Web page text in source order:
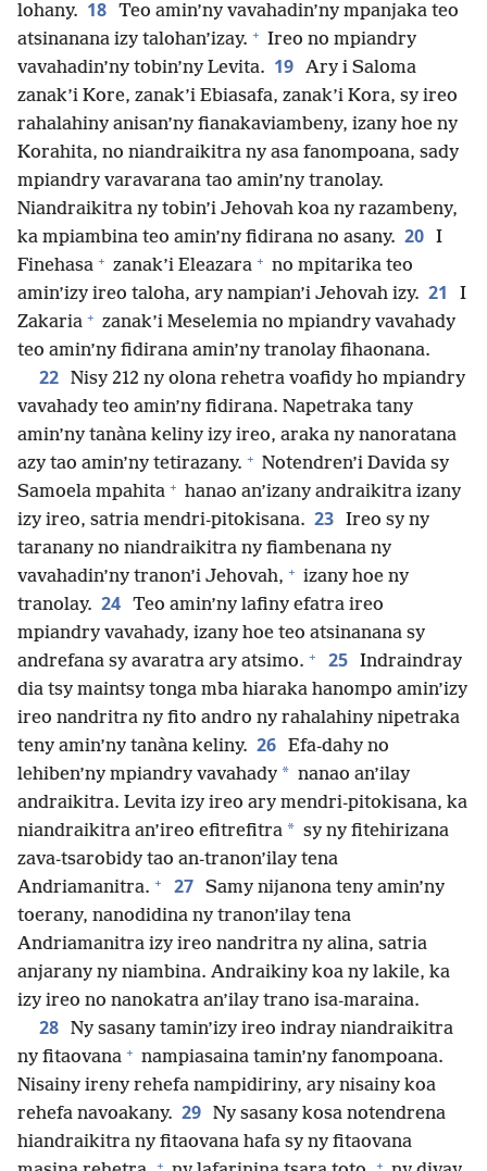
lohany. 18 Teo amin’ny vavahadin’ny mpanjaka teo
atsinanana izy talohan’izay. + Ireo no mpiandry
vavahadin’ny tobin’ny Levita. 19 Ary i Saloma
zanak’i Kore, zanak’i Ebiasafa, zanak’i Kora, sy ireo
rahalahiny anisan’ny fianakaviambeny, izany hoe ny
Korahita, no niandraikitra ny asa fanompoana, sady
mpiandry varavarana tao amin’ny tranolay.
Niandraikitra ny tobin’i Jehovah koa ny razambeny,
ka mpiambina teo amin’ny fidirana no asany. 20 I
Finehasa + zanak’i Eleazara + no mpitarika teo
amin’izy ireo taloha, ary nampian’i Jehovah izy. 21
I
Zakaria + zanak’i Meselemia no mpiandry vavahady
teo amin’ny fidirana amin’ny tranolay fihaonana.
22 Nisy 212 ny olona rehetra voafidy ho mpiandry
vavahady teo amin’ny fidirana. Napetraka tany
amin’ny tanàna keliny izy ireo, araka ny nanoratana
azy tao amin’ny tetirazany. + Notendren’i Davida sy
Samoela mpahita + hanao an’izany andraikitra izany
izy ireo, satria mendri-pitokisana. 23 Ireo sy ny
taranany no niandraikitra ny fiambenana ny
vavahadin’ny tranon’i Jehovah, + izany hoe ny
tranolay. 24 Teo amin’ny lafiny efatra ireo
mpiandry vavahady, izany hoe teo atsinanana sy
andrefana sy avaratra ary atsimo. + 25 Indraindray
dia tsy maintsy tonga mba hiaraka hanompo amin’izy
ireo nandritra ny fito andro ny rahalahiny nipetraka
teny amin’ny tanàna keliny. 26 Efa-dahy no
lehiben’ny mpiandry vavahady * nanao an’ilay
andraikitra. Levita izy ireo ary mendri-pitokisana, ka
niandraikitra an’ireo efitrefitra * sy ny fitehirizana
zava-tsarobidy tao an-tranon’ilay tena
Andriamanitra. + 27 Samy nijanona teny amin’ny
toerany, nanodidina ny tranon’ilay tena
Andriamanitra izy ireo nandritra ny alina, satria
anjarany ny niambina. Andraikiny koa ny lakile, ka
izy ireo no nanokatra an’ilay trano isa-maraina.
28 Ny sasany tamin’izy ireo indray niandraikitra
ny fitaovana + nampiasaina tamin’ny fanompoana.
Nisainy ireny rehefa nampidiriny, ary nisainy koa
rehefa navoakany. 29 Ny sasany kosa notendrena
hiandraikitra ny fitaovana hafa sy ny fitaovana
+ +